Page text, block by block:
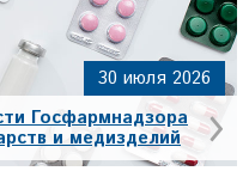
30 июля 2026
Госфармнадзора
и медизделий
›